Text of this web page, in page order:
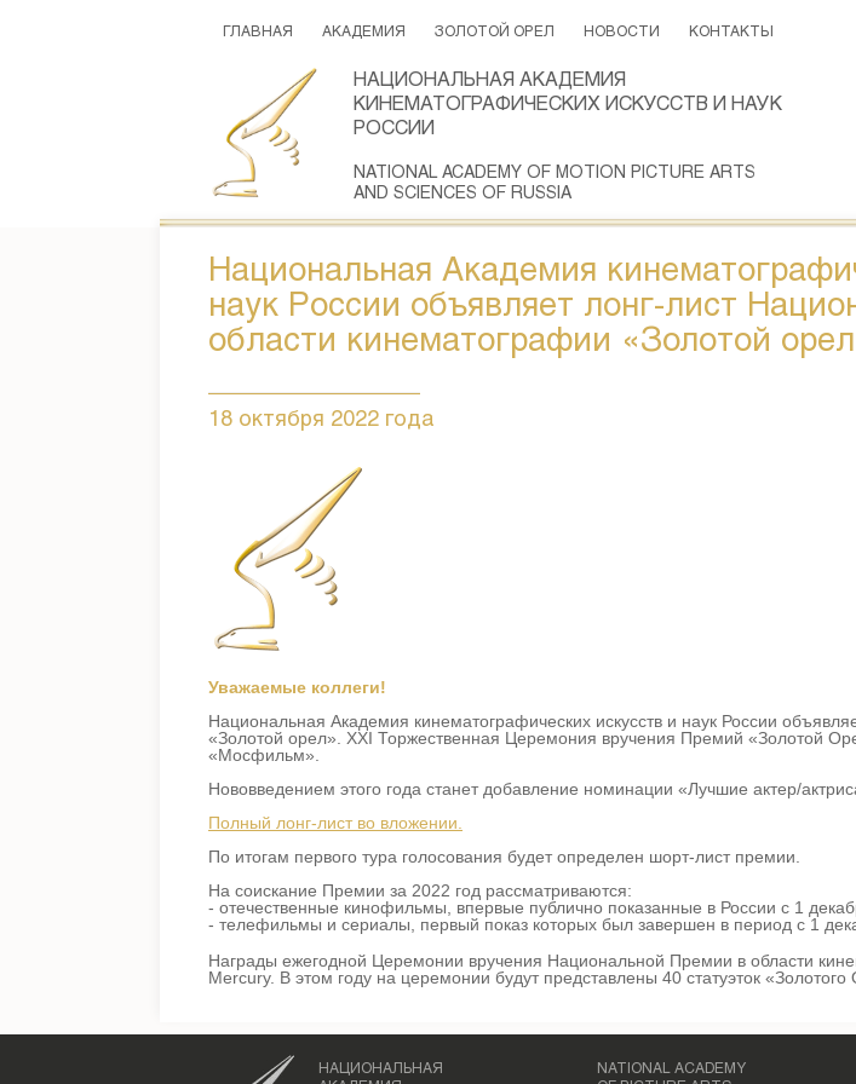
ГЛАВНАЯ АКАДЕМИЯ ЗОЛОТОЙ ОРЕЛ НОВОСТИ КОНТАКТЫ
НАЦИОНАЛЬНАЯ АКАДЕМИЯ
КИНЕМАТОГРАФИЧЕСКИХ ИСКУССТВ И НАУК
РОССИИ
NATIONAL ACADEMY OF MOTION PICTURE ARTS
AND SCIENCES OF RUSSIA
Национальная Академия
наук России объявляет лонг-лист
области кинематографии «Золотой
18 октября 2022 года
Уважаемые коллеги!
Национальная Академия кинематографических искусств и наук России
«Золотой орел». ХХI Торжественная Церемония вручения Премий «Золотой
«Мосфильм».
Нововведением этого года станет добавление номинации «Лучшие актер/
Полный лонг-лист во вложении.
По итогам первого тура голосования будет определен шорт-лист премии.
На соискание Премии за 2022 год рассматриваются:
- отечественные кинофильмы, впервые публично показанные в России с 1
- телефильмы и сериалы, первый показ которых был завершен в период с 1
Награды ежегодной Церемонии вручения Национальной Премии в области
Mercury. В этом году на церемонии будут представлены 40 статуэток «Золотого
НАЦИОНАЛЬНАЯ
NATIONAL ACADEMY